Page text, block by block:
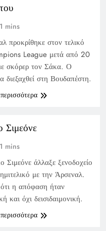
1 mins
προκρίθηκε στον τελικό
League μετά από 20
σκόρερ τον Σάκα. Ο
διεξαχθεί στη Βουδαπέστη.
Σιμεόνε
1 mins
Σιμεόνε άλλαξε ξενοδοχείο
με την Άρσεναλ.
η απόφαση ήταν
και όχι δεισιδαιμονική.